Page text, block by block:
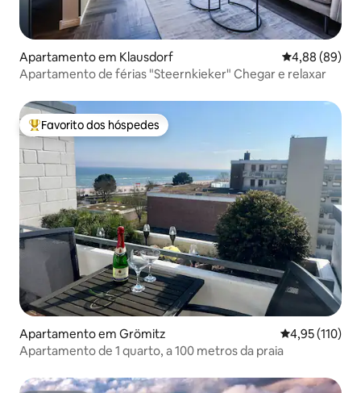
Apartamento em Klausdorf Classificação
4,88 (89)
Apartamento de férias "Steernkieker" Chegar e relaxar
Favoritos dos hóspedes mais apreciados
Favorito dos hóspedes
Apartamento em Grömitz Classificação
4,95 (110)
Apartamento de 1 quarto, a 100 metros da praia